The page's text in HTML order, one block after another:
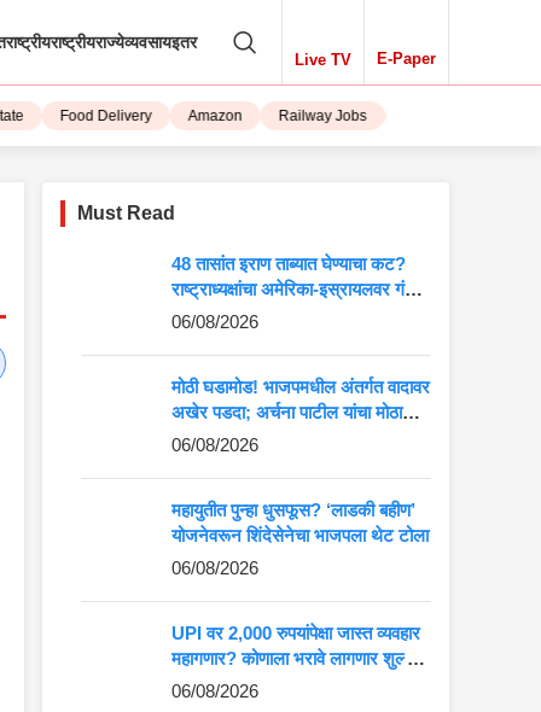
राष्ट्रीयराज्येव्यवसायइतर
Live TV E-Paper
Food Delivery Amazon Railway Jobs iPhone 15
Must Read
48 तासांत इराण ताब्यात घेण्याचा कट?
राष्ट्राध्यक्षांचा अमेरिका-इस्रायलवर गंभीर
आरोप
06/08/2026
मोठी घडामोड! भाजपमधील अंतर्गत वादावर
अखेर पडदा; अर्चना पाटील यांचा मोठा
खुलासा
06/08/2026
महायुतीत पुन्हा धुसफूस? ‘लाडकी बहीण’
योजनेवरून शिंदेसेनेचा भाजपला थेट टोला
06/08/2026
UPI वर 2,000 रुपयांपेक्षा जास्त व्यवहार
महागणार? कोणाला भरावे लागणार शुल्क,
जाणून घ्या संपूर्ण नियम
06/08/2026